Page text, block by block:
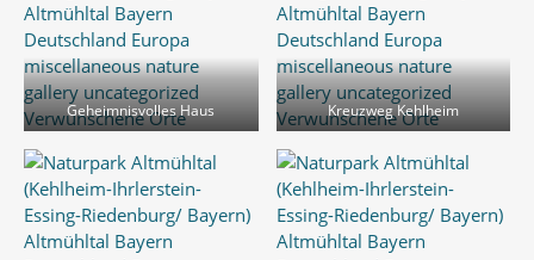
Geheimnisvolles Haus Kreuzweg Kehlheim